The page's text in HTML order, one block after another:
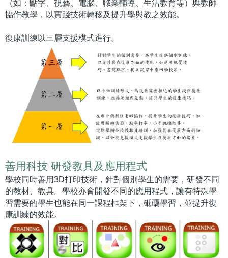
（如：點字、視藝、電腦、職業輔導、生活教育等）與教師
協作教學，以實踐技術轉移及提升學與教之效能。
復康訓練以三層支援模式進行。
善用科技 研發教具及應用程式
學校同時善用3D打印技術，針對個別學生的需要，研發不同
的教材、教具。學校亦會開發不同的應用程式，讓有特殊學
習需要的學生也能在同一課程框架下，砥礪學習，並提升復
康訓練的效能。